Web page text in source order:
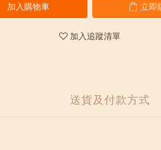
加入購物車 立即
加入追蹤清單
送貨及付款方式